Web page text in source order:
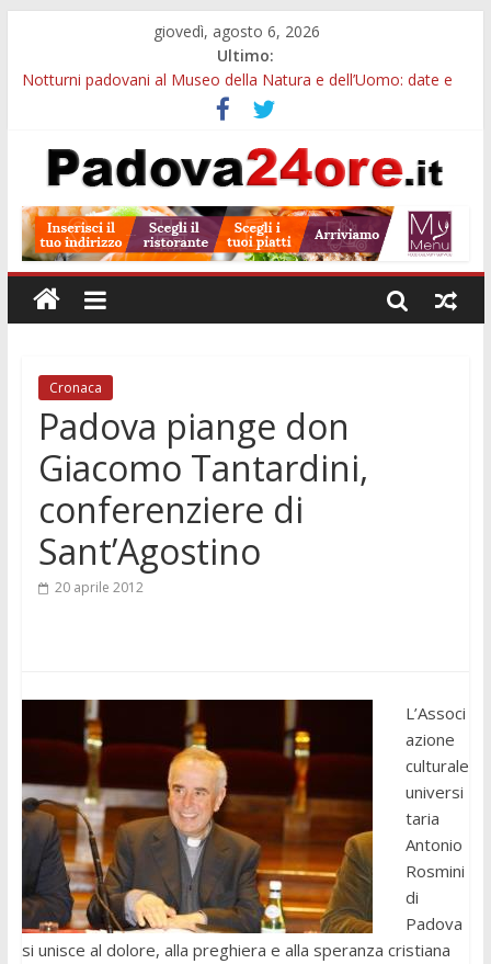
giovedì, agosto 6, 2026
Ultimo:
Notturni padovani al Museo della Natura e dell’Uomo: date e
Slow Looking agli Eremitani: un’ora per osservare davvero
un’opera
Orto Botanico Padova: visite ed escursioni fino a settembre
7 agosto
Euganea Film Festival 2026: 49 opere e 18 anteprime nei Colli
Euganei
Cronaca
Padova piange don
Giacomo Tantardini,
conferenziere di
Sant’Agostino
20 aprile 2012
L’Associ
azione
culturale
universi
taria
Antonio
Rosmini
di
Padova
si unisce al dolore, alla preghiera e alla speranza cristiana